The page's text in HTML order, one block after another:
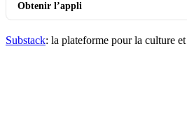
Obtenir l’appli
Substack: la plateforme pour la culture et